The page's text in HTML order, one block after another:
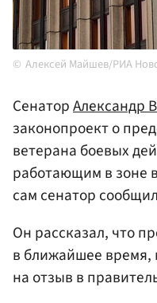
Алексей Майшев/РИА
СенаторАлександр
законопроект о
ветерана боевых
работающим в зоне
сам сенатор сообщил
Он рассказал, что
в ближайшее время,
на отзыв в